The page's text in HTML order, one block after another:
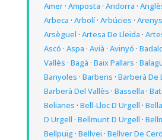
Amer· Amposta · Andorra ·
Arbeca · Arbolí· Arbúcies ·
Arsèguel · Artesa De Lleida ·
Ascó · Aspa · Avià · Avinyó ·
Vallès · Bagà · Baix Pallars ·
Banyoles · Barbens · Barberà De
Barberà Del Vallès · Bassella ·
Belianes · Bell-Lloc D Urgell ·
D Urgell · Bellmunt D Urgell ·
Bellpuig· Bellvei · Bellver De